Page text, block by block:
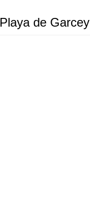
Playa de Garcey